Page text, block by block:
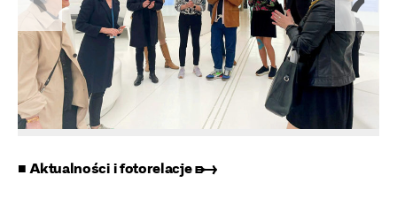
■ Aktualności i fotorelacje ➸